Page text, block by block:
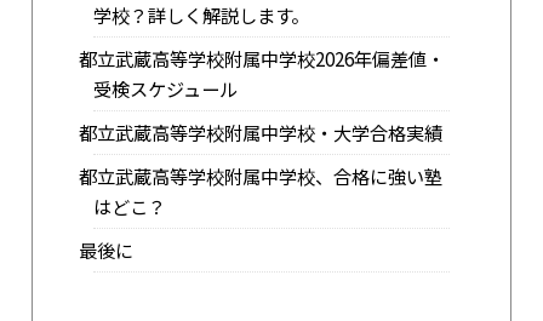
学校？詳しく解説します。
都立武蔵高等学校附属中学校2026年偏差値・
受検スケジュール
都立武蔵高等学校附属中学校・大学合格実績
都立武蔵高等学校附属中学校、合格に強い塾
はどこ？
最後に